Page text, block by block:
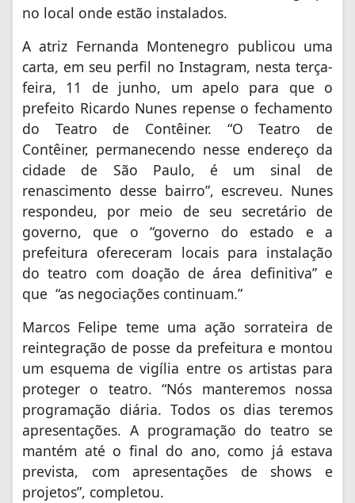
no local onde estão instalados.
A atriz Fernanda Montenegro publicou uma
carta, em seu perfil no Instagram, nesta terça-
feira, 11 de junho, um apelo para que o
prefeito Ricardo Nunes repense o fechamento
do Teatro de Contêiner. “O Teatro de
Contêiner, permanecendo nesse endereço da
cidade de São Paulo, é um sinal de
renascimento desse bairro”, escreveu. Nunes
respondeu, por meio de seu secretário de
governo, que o “governo do estado e a
prefeitura ofereceram locais para instalação
do teatro com doação de área definitiva” e
que “as negociações continuam.”
Marcos Felipe teme uma ação sorrateira de
reintegração de posse da prefeitura e montou
um esquema de vigília entre os artistas para
proteger o teatro. “Nós manteremos nossa
programação diária. Todos os dias teremos
apresentações. A programação do teatro se
mantém até o final do ano, como já estava
prevista, com apresentações de shows e
projetos”, completou.